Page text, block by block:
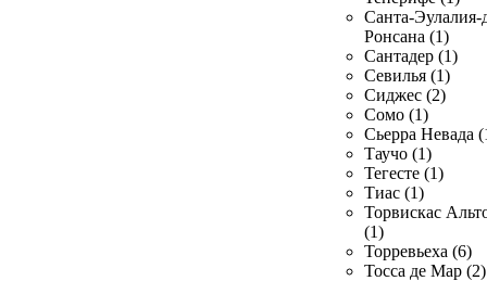
Санта-Эулалия-
Ронсана (1)
Сантадер (1)
Севилья (1)
Сиджес (2)
Сомо (1)
Сьерра Невада
Таучо (1)
Тегесте (1)
Тиас (1)
Торвискас
(1)
Торревьеха (6)
Тосса де Мар (2)